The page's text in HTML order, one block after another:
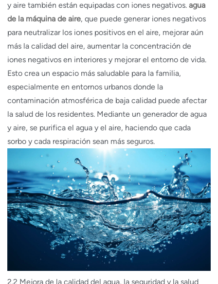
y aire también están equipadas con iones negativos. agua
de la máquina de aire, que puede generar iones negativos
para neutralizar los iones positivos en el aire, mejorar aún
más la calidad del aire, aumentar la concentración de
iones negativos en interiores y mejorar el entorno de vida.
Esto crea un espacio más saludable para la familia,
especialmente en entornos urbanos donde la
contaminación atmosférica de baja calidad puede afectar
la salud de los residentes. Mediante un generador de agua
y aire, se purifica el agua y el aire, haciendo que cada
sorbo y cada respiración sean más seguros.
2.2 Mejora de la calidad del agua, la seguridad y la salud